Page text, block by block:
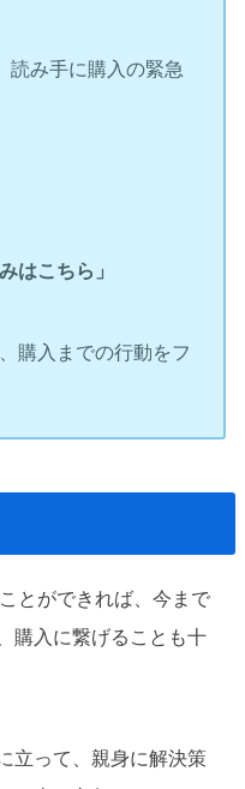
読み手に購入の緊急
はこちら」
購入までの行動をフ
とができれば、今まで
購入に繋げることも十
立って、親身に解決策